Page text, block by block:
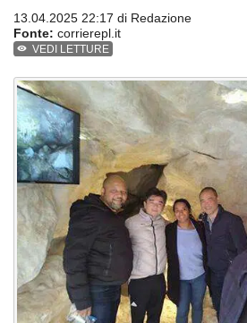
13.04.2025 22:17 di Redazione
Fonte: corrierepl.it
VEDI LETTURE